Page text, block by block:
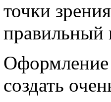
точки
правильный
Оформление
создать